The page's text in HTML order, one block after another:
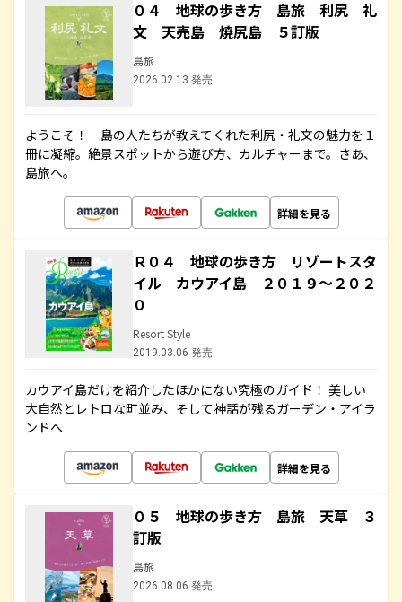
０４ 地球の歩き方 島旅 利尻 礼
文 天売島 焼尻島 ５訂版
島旅
2026.02.13 発売
ようこそ！ 島の人たちが教えてくれた利尻・礼文の魅力を１
冊に凝縮。絶景スポットから遊び方、カルチャーまで。さあ、
島旅へ。
詳細を見る
Ｒ０４ 地球の歩き方 リゾートスタ
イル カウアイ島 ２０１９～２０２
０
Resort Style
2019.03.06 発売
カウアイ島だけを紹介したほかにない究極のガイド！ 美しい
大自然とレトロな町並み、そして神話が残るガーデン・アイラ
ンドへ
詳細を見る
０５ 地球の歩き方 島旅 天草 ３
訂版
島旅
2026.08.06 発売